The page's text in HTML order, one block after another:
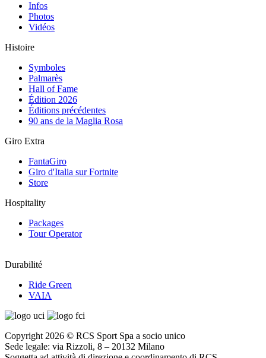
Infos
Photos
Vidéos
Histoire
Symboles
Palmarès
Hall of Fame
Édition 2026
Éditions précédentes
90 ans de la Maglia Rosa
Giro Extra
FantaGiro
Giro d'Italia sur Fortnite
Store
Hospitality
Packages
Tour Operator
Durabilité
Ride Green
VAIA
Copyright 2026 © RCS Sport Spa a socio unico
Sede legale: via Rizzoli, 8 – 20132 Milano